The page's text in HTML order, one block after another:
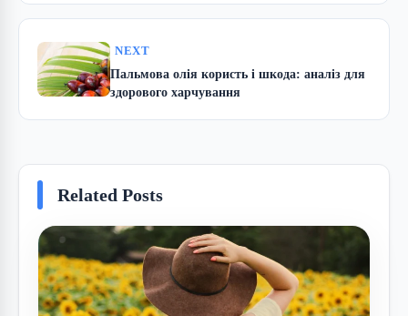
NEXT
Пальмова олія користь і шкода: аналіз для
здорового харчування
Related Posts